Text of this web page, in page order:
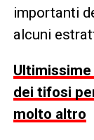
importanti
alcuni
dei tifosi
molto altro